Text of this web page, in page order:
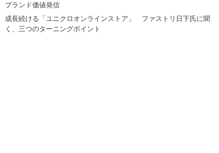
ブランド価値発信
成長続ける「ユニクロオンラインストア」 ファストリ日下氏に聞
く、三つのターニングポイント